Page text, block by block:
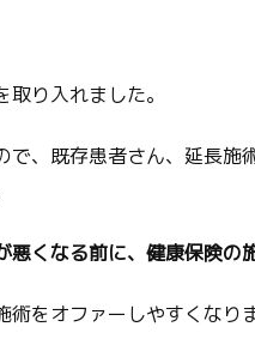
り入れました。
で、既存患者さん、延長施
悪くなる前に、健康保険の
をオファーしやすくなり